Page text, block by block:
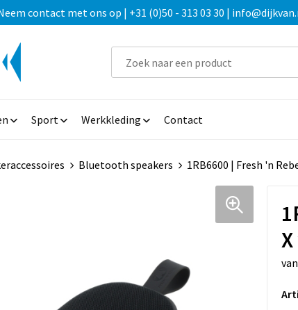
contact met ons op | +31 (0)50 - 313 03 30 |
Sport Werkkleding Contact
Bluetooth speakers 1RB6600 | Fresh 'n